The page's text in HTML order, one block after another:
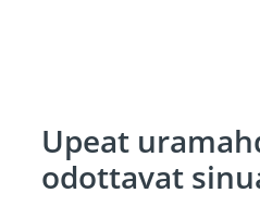
Upeat
odottavat